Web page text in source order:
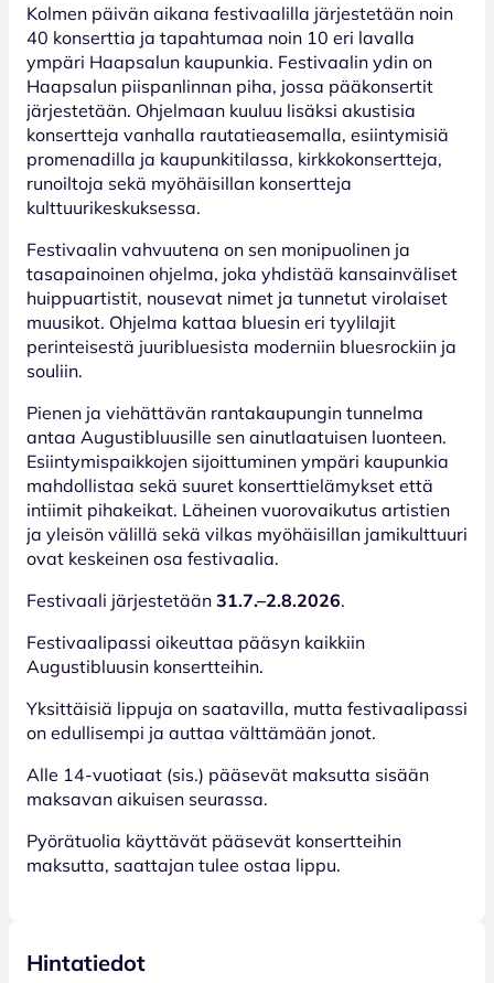
Kolmen päivän aikana festivaalilla järjestetään noin
40 konserttia ja tapahtumaa noin 10 eri lavalla
ympäri Haapsalun kaupunkia. Festivaalin ydin on
Haapsalun piispanlinnan piha, jossa pääkonsertit
järjestetään. Ohjelmaan kuuluu lisäksi akustisia
konsertteja vanhalla rautatieasemalla, esiintymisiä
promenadilla ja kaupunkitilassa, kirkko­konsertteja,
runoiltoja sekä myöhäisillan konsertteja
kulttuurikeskuksessa.
Festivaalin vahvuutena on sen monipuolinen ja
tasapainoinen ohjelma, joka yhdistää kansainväliset
huippuartistit, nousevat nimet ja tunnetut virolaiset
muusikot. Ohjelma kattaa bluesin eri tyylilajit
perinteisestä juuribluesista moderniin bluesrockiin ja
souliin.
Pienen ja viehättävän rantakaupungin tunnelma
antaa Augustibluusille sen ainutlaatuisen luonteen.
Esiintymispaikkojen sijoittuminen ympäri kaupunkia
mahdollistaa sekä suuret konserttielämykset että
intiimit pihakeikat. Läheinen vuorovaikutus artistien
ja yleisön välillä sekä vilkas myöhäisillan jamikulttuuri
ovat keskeinen osa festivaalia.
Festivaali järjestetään 31.7.–2.8.2026.
Festivaalipassi oikeuttaa pääsyn kaikkiin
Augustibluusin konsertteihin.
Yksittäisiä lippuja on saatavilla, mutta festivaalipassi
on edullisempi ja auttaa välttämään jonot.
Alle 14-vuotiaat (sis.) pääsevät maksutta sisään
maksavan aikuisen seurassa.
Pyörätuolia käyttävät pääsevät konsertteihin
maksutta, saattajan tulee ostaa lippu.
Hintatiedot